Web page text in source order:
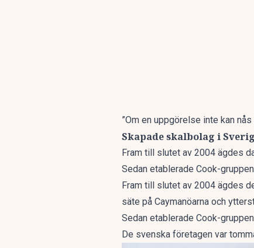
”Om en uppgörelse inte kan
Skapade skalbolag i
Fram till slutet av 2004 ägdes
Sedan etablerade Cook-
Fram till slutet av 2004 ägdes
säte på Caymanöarna och
Sedan etablerade Cook-
De svenska företagen var